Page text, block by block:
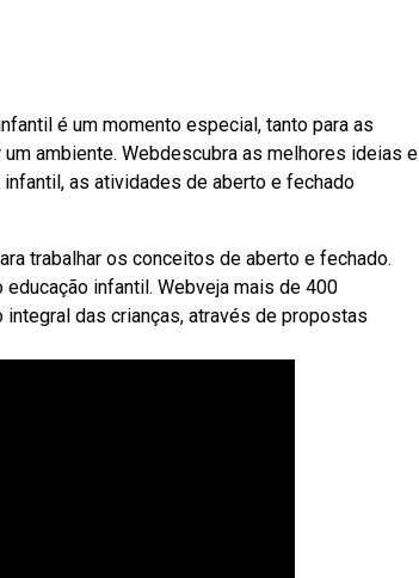
é um momento especial, tanto para as
ambiente. Webdescubra as melhores ideias e
as atividades de aberto e fechado
trabalhar os conceitos de aberto e fechado.
infantil. Webveja mais de 400
das crianças, através de propostas